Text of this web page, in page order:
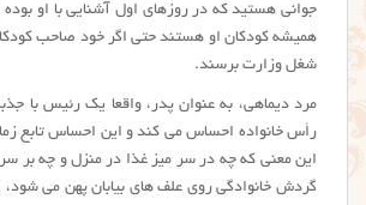
جوانی هستید که در روزهای اول آشنایی با او بوده
همیشه کودکان او هستند حتی اگر خود صاحب
شغل وزارت برسند.
مرد دیماهی، به عنوان پدر، واقعا یک رئیس با
رأس خانواده احساس می کند و این احساس تابع
این معنی که چه در سر میز غذا در منزل و چه بر
گردش خانوادگی روی علف های بیابان پهن می شود،‌